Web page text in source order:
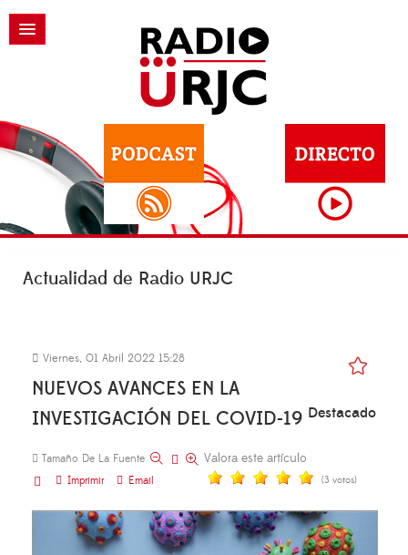
Actualidad de Radio URJC
Viernes, 01 Abril 2022 15:28
NUEVOS AVANCES EN LA
INVESTIGACIÓN DEL COVID-19 Destacado
Tamaño De La Fuente
Imprimir
Email
Valora este artículo
(3 votos)